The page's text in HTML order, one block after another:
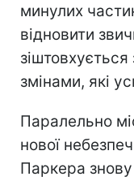
минулих
відновити
змінами, які
Паралельно
нової
Паркера